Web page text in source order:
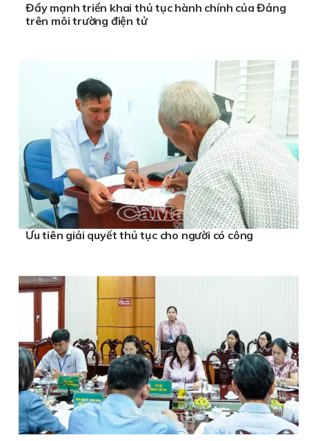
Đẩy mạnh triển khai thủ tục hành chính của Đảng
trên môi trường điện tử
Ưu tiên giải quyết thủ tục cho người có công